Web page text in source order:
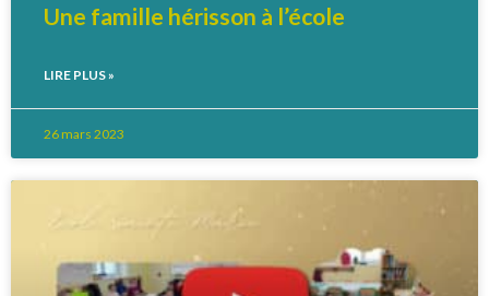
Une famille hérisson à l’école
LIRE PLUS »
26 mars 2023